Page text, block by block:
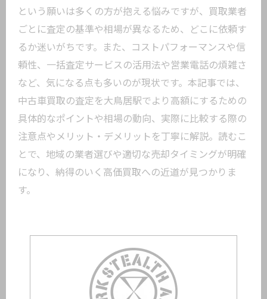
という願いは多くの方が抱える悩みですが、買取業者
ごとに査定の基準や相場が異なるため、どこに依頼す
るか迷いがちです。また、コストパフォーマンスや信
頼性、一括査定サービスの活用法や営業電話の煩雑さ
など、気になる点も多いのが現状です。本記事では、
中古車買取の査定を大鳥居駅でより高額にするための
具体的なポイントや相場の動向、実際に比較する際の
注意点やメリット・デメリットを丁寧に解説。読むこ
とで、地域の業者選びや適切な売却タイミングが明確
になり、納得のいく高価買取への近道が見つかりま
す。